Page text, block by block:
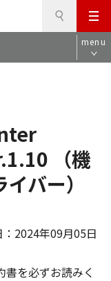
メ
ニ
ュ
menu
（機
バー）
：2024年09月05日
を必ずお読みく